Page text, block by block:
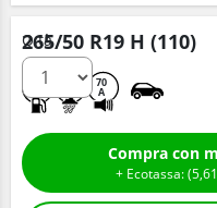
265/50 R19 H (110)
70
A
Q.tà
+ Ecotassa: (5,61